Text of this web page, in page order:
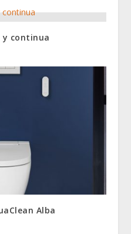
y continua
Alba